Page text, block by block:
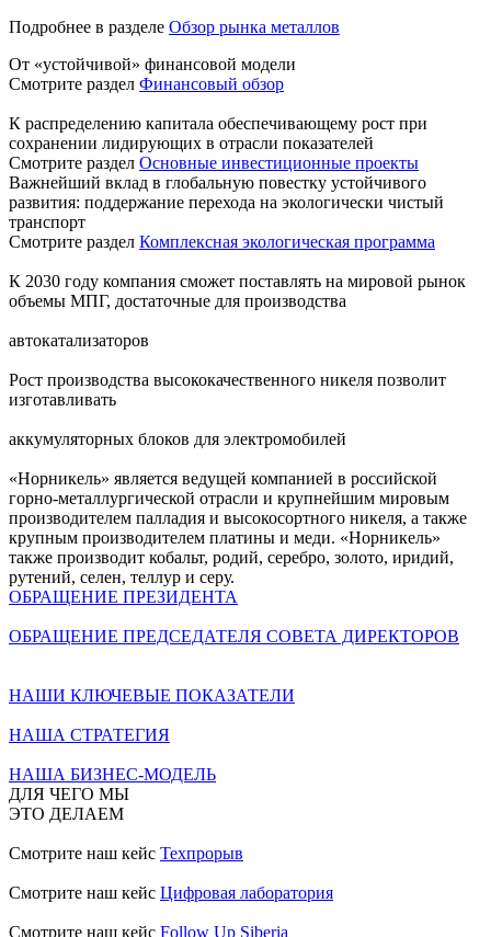
Подробнее в разделе Обзор рынка металлов
От «устойчивой» финансовой модели
Смотрите раздел Финансовый обзор
К распределению капитала обеспечивающему рост при
сохранении лидирующих в отрасли показателей
Смотрите раздел Основные инвестиционные проекты
Важнейший вклад в глобальную повестку устойчивого
развития: поддержание перехода на экологически чистый
транспорт
Смотрите раздел Комплексная экологическая программа
К 2030 году компания сможет поставлять на мировой рынок
объемы МПГ, достаточные для производства
автокатализаторов
Рост производства высококачественного никеля позволит
изготавливать
аккумуляторных блоков для электромобилей
«Норникель» является ведущей компанией в российской
горно-металлургической отрасли и крупнейшим мировым
производителем палладия и высокосортного никеля, а также
крупным производителем платины и меди. «Норникель»
также производит кобальт, родий, серебро, золото, иридий,
рутений, селен, теллур и серу.
ОБРАЩЕНИЕ ПРЕЗИДЕНТА
ОБРАЩЕНИЕ ПРЕДСЕДАТЕЛЯ СОВЕТА ДИРЕКТОРОВ
НАШИ КЛЮЧЕВЫЕ ПОКАЗАТЕЛИ
НАША СТРАТЕГИЯ
НАША БИЗНЕС-МОДЕЛЬ
ДЛЯ ЧЕГО МЫ
ЭТО ДЕЛАЕМ
Смотрите наш кейс Техпрорыв
Смотрите наш кейс Цифровая лаборатория
Смотрите наш кейс Follow Up Siberia